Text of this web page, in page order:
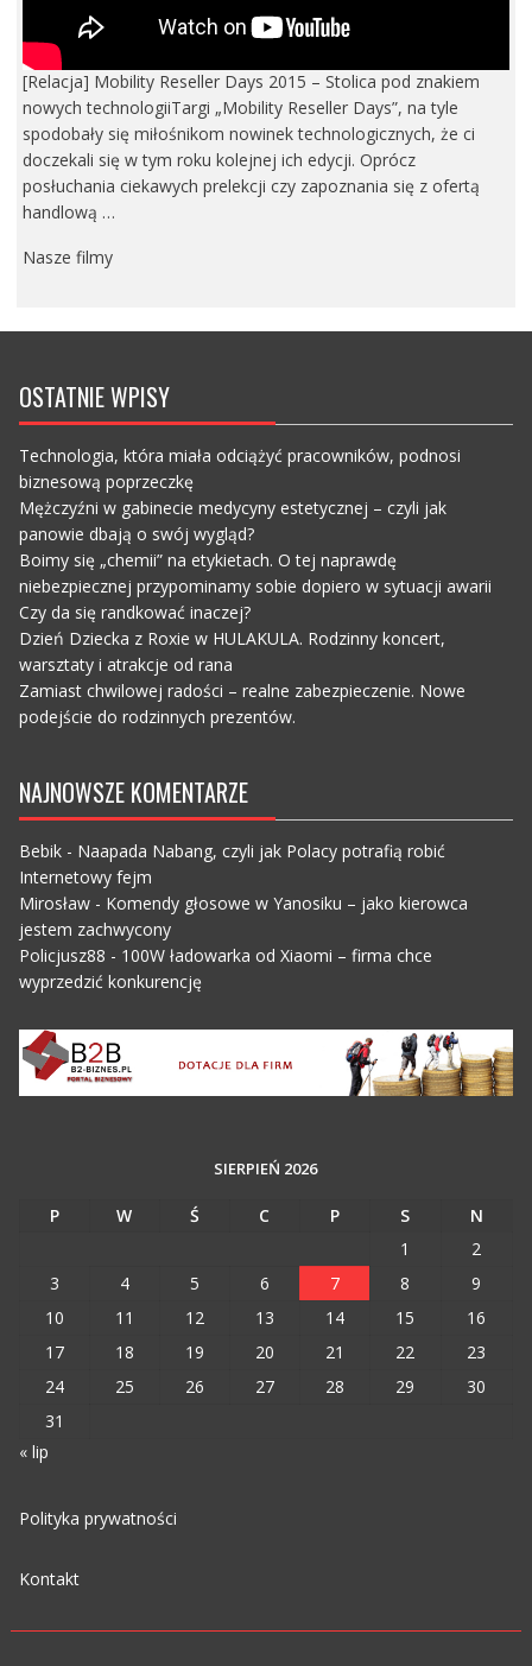
[Relacja] Mobility Reseller Days 2015 – Stolica pod znakiem
nowych technologiiTargi „Mobility Reseller Days”, na tyle
spodobały się miłośnikom nowinek technologicznych, że ci
doczekali się w tym roku kolejnej ich edycji. Oprócz
posłuchania ciekawych prelekcji czy zapoznania się z ofertą
handlową …
Nasze filmy
OSTATNIE WPISY
Technologia, która miała odciążyć pracowników, podnosi
biznesową poprzeczkę
Mężczyźni w gabinecie medycyny estetycznej – czyli jak
panowie dbają o swój wygląd?
Boimy się „chemii” na etykietach. O tej naprawdę
niebezpiecznej przypominamy sobie dopiero w sytuacji awarii
Czy da się randkować inaczej?
Dzień Dziecka z Roxie w HULAKULA. Rodzinny koncert,
warsztaty i atrakcje od rana
Zamiast chwilowej radości – realne zabezpieczenie. Nowe
podejście do rodzinnych prezentów.
NAJNOWSZE KOMENTARZE
Bebik- Naapada Nabang, czyli jak Polacy potrafią robić
Internetowy fejm
Mirosław- Komendy głosowe w Yanosiku – jako kierowca
jestem zachwycony
Policjusz88 - 100W ładowarka od Xiaomi – firma chce
wyprzedzić konkurencję
SIERPIEŃ 2026
P W Ś C P S
N
1
2
3
4 5 6 7 8
9
10
11 12 13 14 15
16
17
18 19 20 21 22
23
24
25 26 27 28 29
30
31
« lip
Polityka prywatności
Kontakt